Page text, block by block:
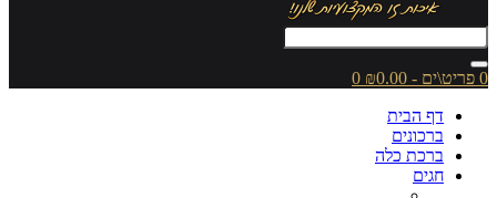
0 פריט\ים - ₪0.00
0
דף הבית
ברכונים
ברכת כלה
חגים